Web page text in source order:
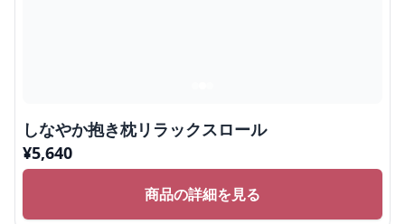
しなやか抱き枕リラックスロール
¥5,640
商品の詳細を見る